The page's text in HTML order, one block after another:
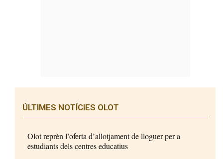
ÚLTIMES NOTÍCIES OLOT
Olot reprèn l’oferta d’allotjament de lloguer per a
estudiants dels centres educatius